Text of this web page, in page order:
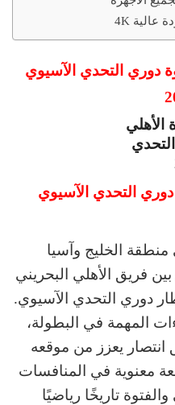
دوري التحدي الآسيوي
دوري التحدي الآسيوي
الخليج وآسيا
بين فريق الأهلي البحريني
دوري التحدي الآسيوي.
المهمة في البطولة،
يعزز من موقعه
معنوية في المنافسات
تاريخًا رياضيًا